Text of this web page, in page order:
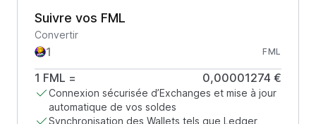
Suivre vos FML
Convertir
FML
1 FML = 0,00001274 €
Connexion sécurisée d’Exchanges et mise à jour
automatique de vos soldes
Synchronisation des Wallets tels que Ledger,